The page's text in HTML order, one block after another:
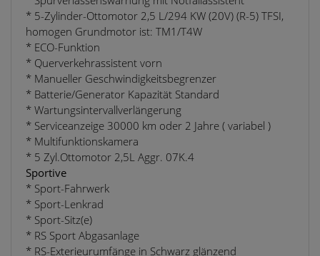
* 5-Zylinder-Ottomotor 2,5 L/294 KW (20V) (R-5) TFSI,
homogen Grundmotor ist: TM1/T4W
* ECO-Funktion
* Querverkehrassistent vorn
* Manueller Geschwindigkeitsbegrenzer
* Batterie/Generator Kapazität Standard
* Wartungsintervallverlängerung
* Serviceanzeige 30000 km oder 2 Jahre ( variabel )
* Multifunktionskamera
* 5 Zyl.Ottomotor 2,5L Aggr. 07K.4
Sportive
* Sport-Fahrwerk
* Sport-Lenkrad
* Sport-Sitz(e)
* RS Sport Abgasanlage
* RS-Exterieurumfänge in Schwarz glänzend